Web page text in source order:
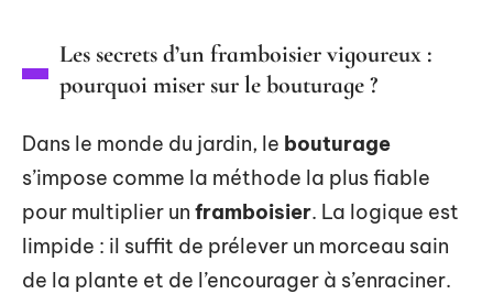
Les secrets d’un framboisier vigoureux :
pourquoi miser sur le bouturage ?
Dans le monde du jardin, le bouturage
s’impose comme la méthode la plus fiable
pour multiplier un framboisier. La logique est
limpide : il suffit de prélever un morceau sain
de la plante et de l’encourager à s’enraciner.